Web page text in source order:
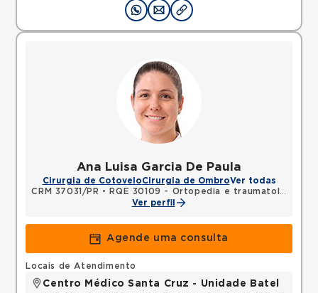
Ana Luisa Garcia De Paula
Cirurgia de CotoveloCirurgia de OmbroVer todas
CRM 37031/PR •
RQE 30109 - Ortopedia e traumatologia
Ver perfil
Agende uma consulta
Locais de Atendimento
Centro Médico Santa Cruz - Unidade Batel